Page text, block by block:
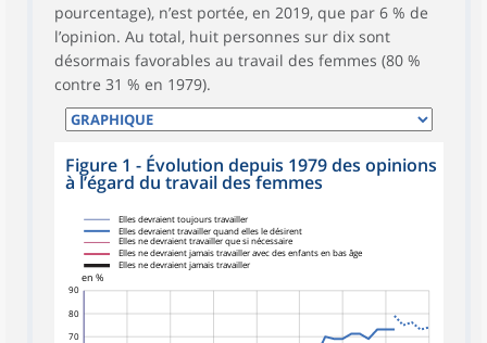
pourcentage), n’est portée, en 2019, que par 6 % de
l’opinion. Au total, huit personnes sur dix sont
désormais favorables au travail des femmes (80 %
contre 31 % en 1979).
Figure 1 - Évolution depuis 1979 des opinions
à l’égard du travail des femmes
70
80
90
en %
Elles devraient toujours travailler
Elles devraient travailler quand elles le désirent
Elles ne devraient travailler que si nécessaire
Elles ne devraient jamais travailler avec des enfants en bas âge
Elles ne devraient jamais travailler